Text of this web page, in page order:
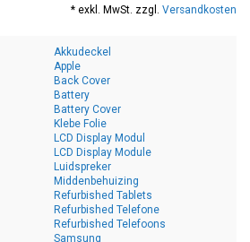
* exkl. MwSt. zzgl. Versandkosten
Akkudeckel
Apple
Back Cover
Battery
Battery Cover
Klebe Folie
LCD Display Modul
LCD Display Module
Luidspreker
Middenbehuizing
Refurbished Tablets
Refurbished Telefone
Refurbished Telefoons
Samsung